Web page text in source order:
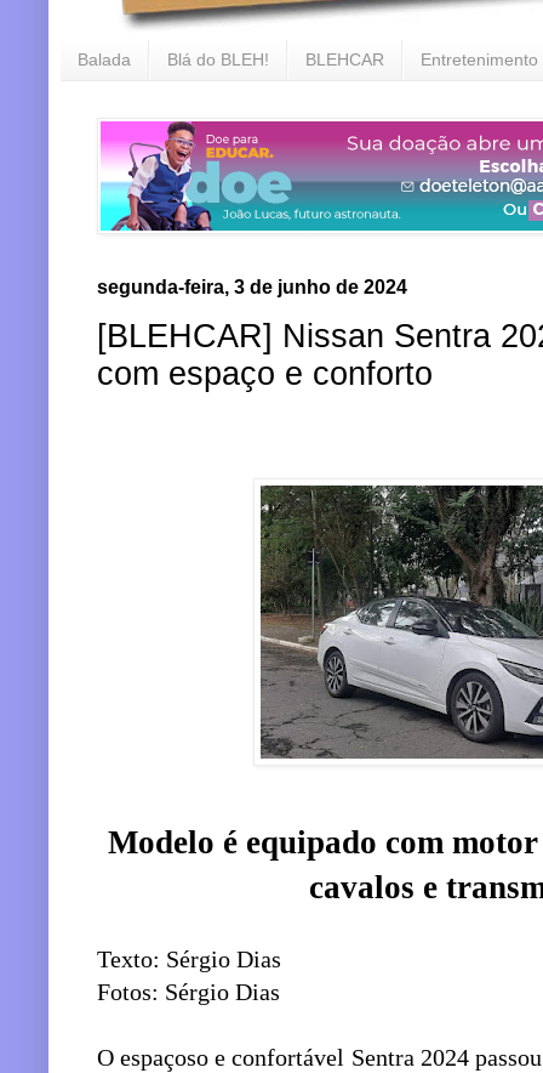
Balada Blá do BLEH! BLEHCAR Entretenimento
segunda-feira, 3 de junho de 2024
[BLEHCAR] Nissan Sentra
com espaço e conforto
Modelo é equipado com
cavalos e
Texto: Sérgio Dias
Fotos: Sérgio Dias
O espaçoso e confortável Sentra 2024